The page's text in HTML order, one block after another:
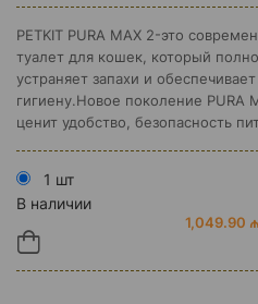
PETKIT PURA MAX 2-это
туалет для кошек, который
устраняет запахи и
гигиену.Новое поколение PURA
ценит удобство, безопасность
1 шт
В наличии
1,049.90 ₼